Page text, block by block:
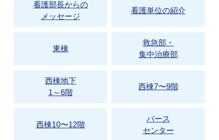
看護部長からの
メッセージ
看護単位の紹介
東棟
救急部・
集中治療部
西棟地下
1～6階
西棟7〜9階
西棟10〜12階
バース
センター